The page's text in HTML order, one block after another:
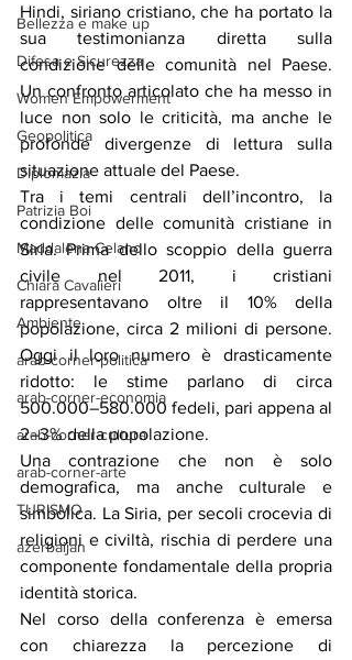
Bellezza e make up
Difesa e Sicurezza
Women Empowerment
Geopolitica
Diplomazia
Patrizia Boi
Maddalena Celano
Chiara Cavalieri
Ambiente
arab-corner-politica
arab-corner-economia
arab-corner-cultura
arab-corner-arte
TURISMO
azerbaijan
Hindi, siriano cristiano, che ha portato la
sua testimonianza diretta sulla
condizione delle comunità nel Paese.
Un confronto articolato che ha messo in
luce non solo le criticità, ma anche le
profonde divergenze di lettura sulla
situazione attuale del Paese.
Tra i temi centrali dell’incontro, la
condizione delle comunità cristiane in
Siria. Prima dello scoppio della guerra
civile nel 2011, i cristiani
rappresentavano oltre il 10% della
popolazione, circa 2 milioni di persone.
Oggi il loro numero è drasticamente
ridotto: le stime parlano di circa
500.000–580.000 fedeli, pari appena al
2–3% della popolazione.
Una contrazione che non è solo
demografica, ma anche culturale e
simbolica. La Siria, per secoli crocevia di
religioni e civiltà, rischia di perdere una
componente fondamentale della propria
identità storica.
Nel corso della conferenza è emersa
con chiarezza la percezione di